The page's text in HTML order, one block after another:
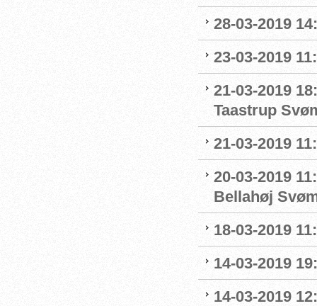
28-03-2019
23-03-2019
21-03-2019
Taastrup
21-03-2019
20-03-2019
Bellahøj
18-03-2019
14-03-2019
14-03-2019